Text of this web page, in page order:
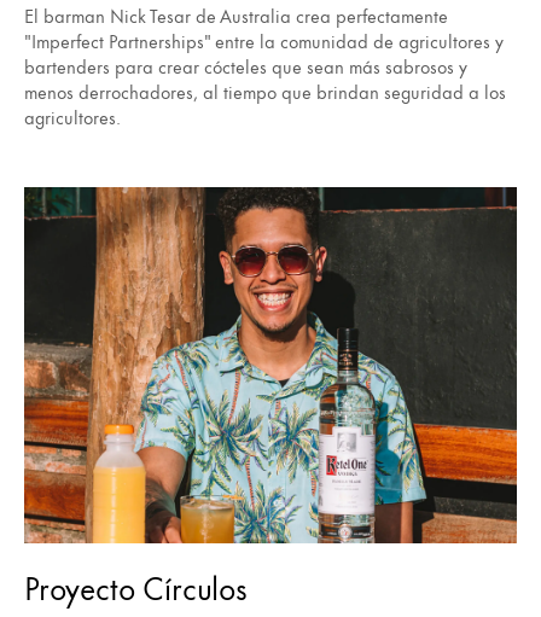
El barman Nick Tesar de Australia crea perfectamente
"Imperfect Partnerships" entre la comunidad de agricultores y
bartenders para crear cócteles que sean más sabrosos y
menos derrochadores, al tiempo que brindan seguridad a los
agricultores.
Proyecto Círculos